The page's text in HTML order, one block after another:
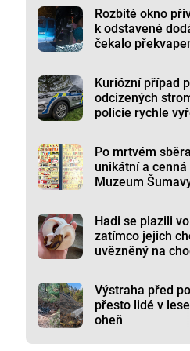
Rozbité okno
k odstavené
čekalo
Kuriózní případ
odcizených
policie rychle
Po mrtvém
unikátní a
Muzeum
Hadi se plazili
zatímco jejich
uvězněný na
Výstraha před
přesto lidé v
oheň